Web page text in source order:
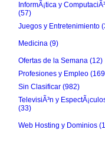
InformÃ¡tica y
(57)
Juegos y Entretenimiento
Medicina (9)
Ofertas de la Semana (12)
Profesiones y Empleo
Sin Clasificar (982)
TelevisiÃ³n y
(33)
Web Hosting y Dominios